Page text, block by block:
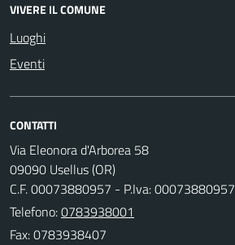
VIVERE IL COMUNE
Luoghi
Eventi
CONTATTI
Via Eleonora d'Arborea 58
09090 Usellus (OR)
C.F. 00073880957 - P.Iva: 00073880957
Telefono:0783938001
Fax: 0783938407